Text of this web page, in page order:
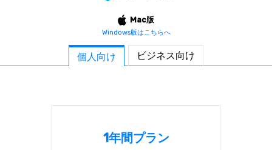
オンラインツール
無料ダウンロード
Mac版
Windows版はこちらへ
個人向け ビジネス向け
1年間プラン